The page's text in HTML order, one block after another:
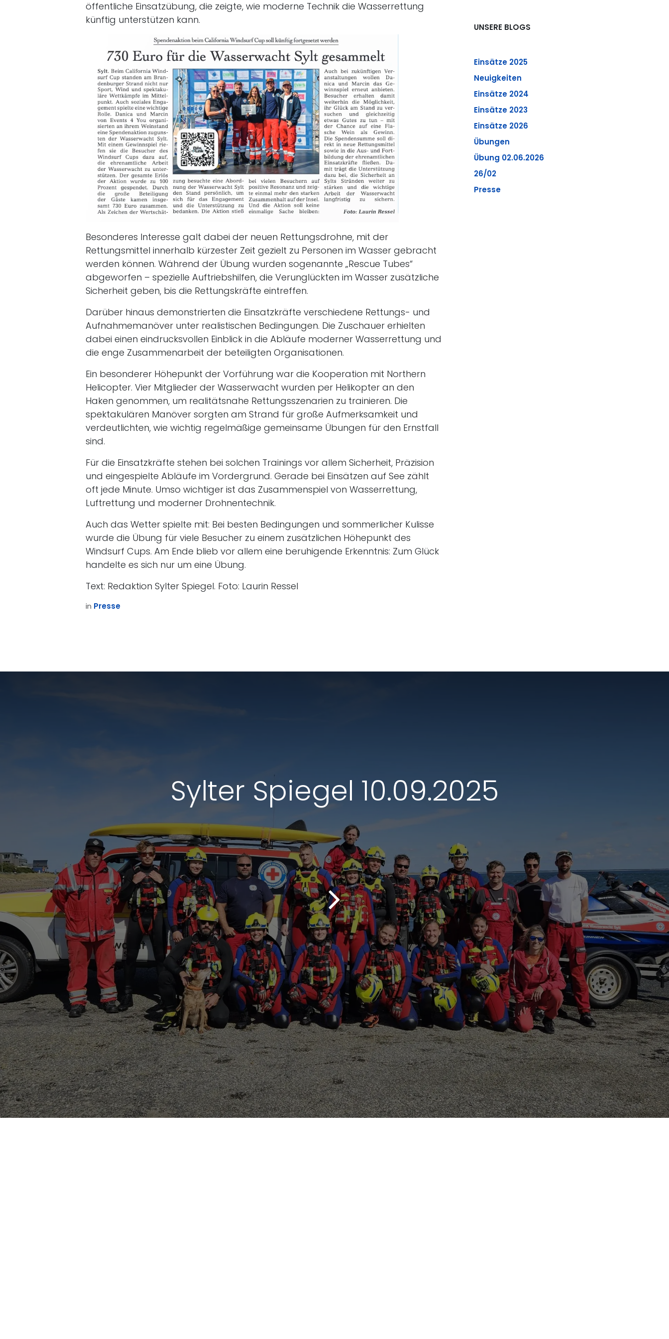
öffentliche Einsatzübung, die zeigte, wie moderne Technik die Wasserrettung
künftig unterstützen kann.
Besonderes Interesse galt dabei der neuen Rettungsdrohne, mit der
Rettungsmittel innerhalb kürzester Zeit gezielt zu Personen im Wasser gebracht
werden können. Während der Übung wurden sogenannte „Rescue Tubes“
abgeworfen – spezielle Auftriebshilfen, die Verunglückten im Wasser zusätzliche
Sicherheit geben, bis die Rettungskräfte eintreffen.
Darüber hinaus demonstrierten die Einsatzkräfte verschiedene Rettungs- und
Aufnahmemanöver unter realistischen Bedingungen. Die Zuschauer erhielten
dabei einen eindrucksvollen Einblick in die Abläufe moderner Wasserrettung und
die enge Zusammenarbeit der beteiligten Organisationen.
Ein besonderer Höhepunkt der Vorführung war die Kooperation mit Northern
Helicopter. Vier Mitglieder der Wasserwacht wurden per Helikopter an den
Haken genommen, um realitätsnahe Rettungsszenarien zu trainieren. Die
spektakulären Manöver sorgten am Strand für große Aufmerksamkeit und
verdeutlichten, wie wichtig regelmäßige gemeinsame Übungen für den Ernstfall
sind.
Für die Einsatzkräfte stehen bei solchen Trainings vor allem Sicherheit, Präzision
und eingespielte Abläufe im Vordergrund. Gerade bei Einsätzen auf See zählt
oft jede Minute. Umso wichtiger ist das Zusammenspiel von Wasserrettung,
Luftrettung und moderner Drohnentechnik.
Auch das Wetter spielte mit: Bei besten Bedingungen und sommerlicher Kulisse
wurde die Übung für viele Besucher zu einem zusätzlichen Höhepunkt des
Windsurf Cups. Am Ende blieb vor allem eine beruhigende Erkenntnis: Zum Glück
handelte es sich nur um eine Übung.
Text: Redaktion Sylter Spiegel. Foto: Laurin Ressel
in Presse
UNSERE BLOGS
Einsätze 2025
Neuigkeiten
Einsätze 2024
Einsätze 2023
Einsätze 2026
Übungen
Übung 02.06.2026
26/02
Presse
Sylter Spiegel 10.09.2025
Wie können wir helfen?
Kontaktiere uns
jederzeit
Rufen Sie uns an
+49 4651 836350
Home • Über uns • Sponsoring •Impressum • Datenschutzerklärung
Cookie-Richtlinie
Copyright © Wasserwacht Sylt Unterstützt durchOdoo- Die #1Open-Source-E-Commerce